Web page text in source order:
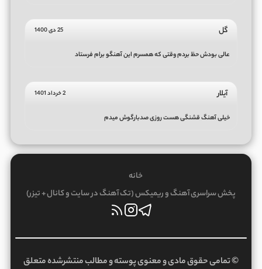
گل 25 دی 1400
عالی بودش حظ بردم وقتی که همسرم این آهنگو برام فرستاد
آیلار 2 خرداد 1401
خیلی آهنگ قشنگی هست روزی صدبارگوش میدم
خانه
پخش سراسری آهنگ و ریمیکس (تک آهنگ در سایت و کانال + تیزر)
© تمامی حقوق مادی و معنوی پوسته و مطالب منتشرشده متعلق